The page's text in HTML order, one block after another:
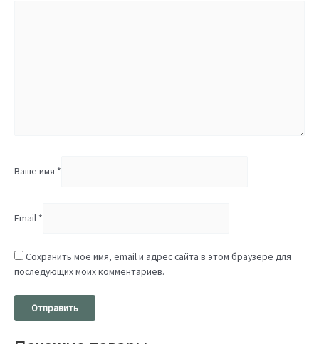
Ваше имя *
Email *
Сохранить моё имя, email и адрес сайта в этом браузере для
последующих моих комментариев.